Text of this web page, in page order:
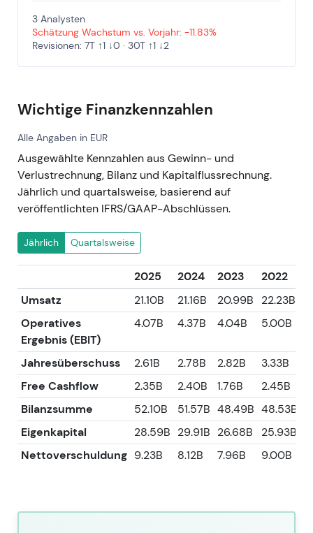
3 Analysten
Schätzung Wachstum vs. Vorjahr: -11.83%
Revisionen: 7T ↑1 ↓0 · 30T ↑1 ↓2
Wichtige Finanzkennzahlen
Alle Angaben in EUR
Ausgewählte Kennzahlen aus Gewinn- und
Verlustrechnung, Bilanz und Kapitalflussrechnung.
Jährlich und quartalsweise, basierend auf
veröffentlichten IFRS/GAAP-Abschlüssen.
Jährlich Quartalsweise
2025 2024 2023 2022
Umsatz
21.10B 21.16B 20.99B 22.23B
Operatives
Ergebnis (EBIT)
4.07B 4.37B 4.04B 5.00B
Jahresüberschuss 2.61B 2.78B 2.82B 3.33B
Free Cashflow
2.35B 2.40B 1.76B 2.45B
Bilanzsumme
52.10B 51.57B 48.49B 48.53B
Eigenkapital
28.59B 29.91B 26.68B 25.93B
Nettoverschuldung 9.23B 8.12B 7.96B 9.00B